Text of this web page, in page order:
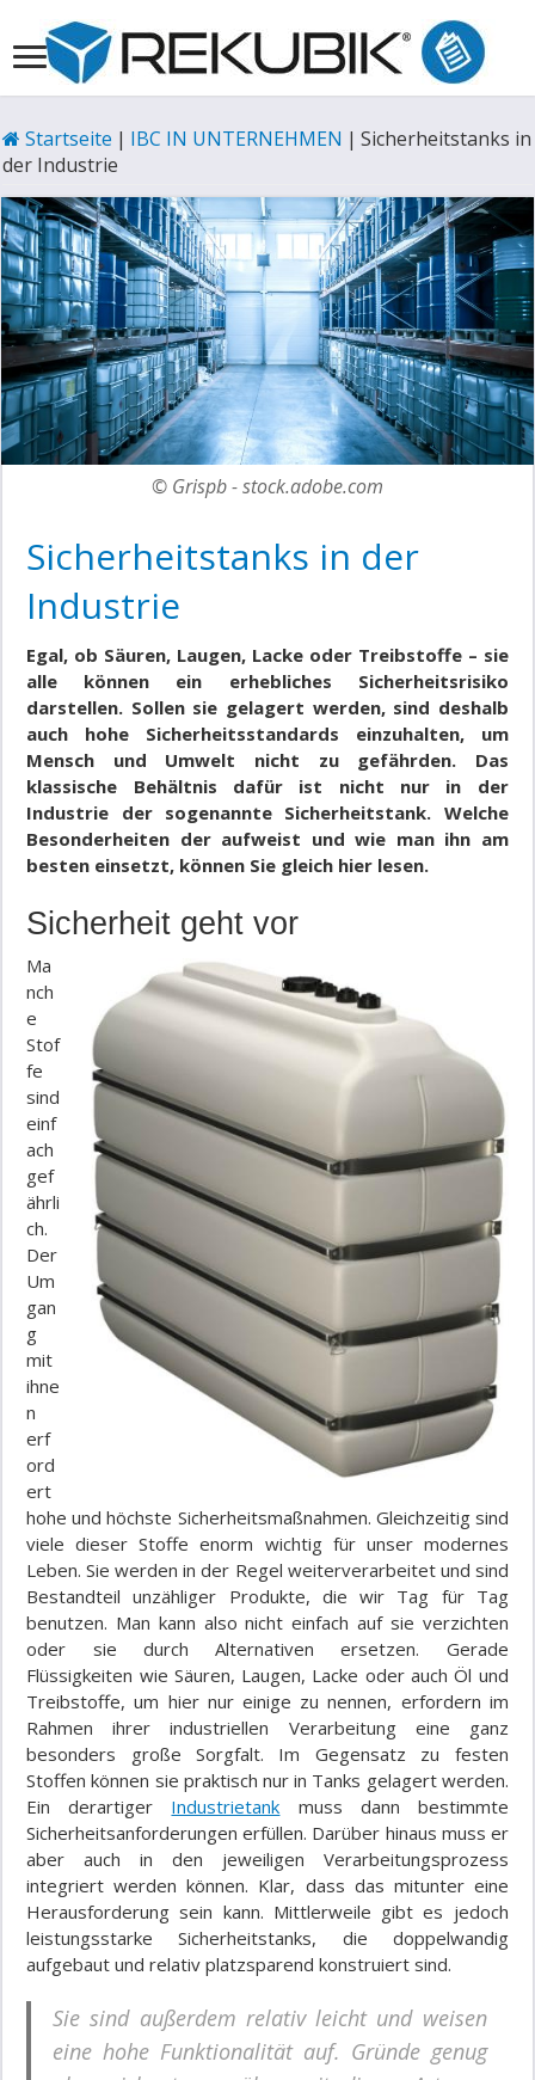
Startseite | IBC IN UNTERNEHMEN | Sicherheitstanks in
der Industrie
© Grispb - stock.adobe.com
Sicherheitstanks in der
Industrie
Egal, ob Säuren, Laugen, Lacke oder Treibstoffe – sie
alle können ein erhebliches Sicherheitsrisiko
darstellen. Sollen sie gelagert werden, sind deshalb
auch hohe Sicherheitsstandards einzuhalten, um
Mensch und Umwelt nicht zu gefährden. Das
klassische Behältnis dafür ist nicht nur in der
Industrie der sogenannte Sicherheitstank. Welche
Besonderheiten der aufweist und wie man ihn am
besten einsetzt, können Sie gleich hier lesen.
Sicherheit geht vor
Ma
nch
e
Stof
fe
sind
einf
ach
gef
ährli
ch.
Der
Um
gan
g
mit
ihne
n
erf
ord
ert
hohe und höchste Sicherheitsmaßnahmen. Gleichzeitig sind
viele dieser Stoffe enorm wichtig für unser modernes
Leben. Sie werden in der Regel weiterverarbeitet und sind
Bestandteil unzähliger Produkte, die wir Tag für Tag
benutzen. Man kann also nicht einfach auf sie verzichten
oder sie durch Alternativen ersetzen. Gerade
Flüssigkeiten wie Säuren, Laugen, Lacke oder auch Öl und
Treibstoffe, um hier nur einige zu nennen, erfordern im
Rahmen ihrer industriellen Verarbeitung eine ganz
besonders große Sorgfalt. Im Gegensatz zu festen
Stoffen können sie praktisch nur in Tanks gelagert werden.
Ein derartiger Industrietank muss dann bestimmte
Sicherheitsanforderungen erfüllen. Darüber hinaus muss er
aber auch in den jeweiligen Verarbeitungsprozess
integriert werden können. Klar, dass das mitunter eine
Herausforderung sein kann. Mittlerweile gibt es jedoch
leistungsstarke Sicherheitstanks, die doppelwandig
aufgebaut und relativ platzsparend konstruiert sind.
Sie sind außerdem relativ leicht und weisen
eine hohe Funktionalität auf. Gründe genug